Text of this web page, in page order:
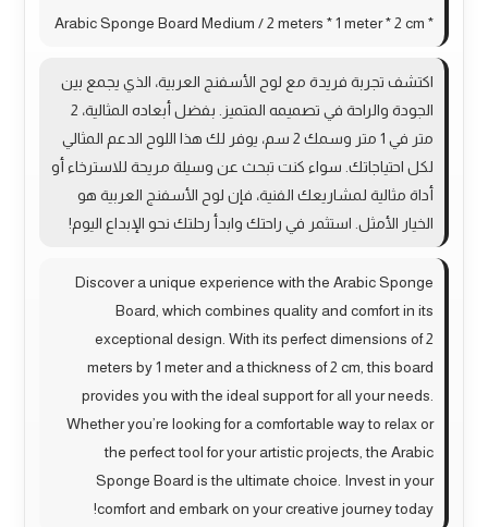
* Arabic Sponge Board Medium / 2 meters * 1 meter * 2 cm
اكتشف تجربة فريدة مع لوح الأسفنج العربية، الذي يجمع بين
الجودة والراحة في تصميمه المتميز. بفضل أبعاده المثالية، 2
متر في 1 متر وسمك 2 سم، يوفر لك هذا اللوح الدعم المثالي
لكل احتياجاتك. سواء كنت تبحث عن وسيلة مريحة للاسترخاء أو
أداة مثالية لمشاريعك الفنية، فإن لوح الأسفنج العربية هو
الخيار الأمثل. استثمر في راحتك وابدأ رحلتك نحو الإبداع اليوم!
Discover a unique experience with the Arabic Sponge
Board, which combines quality and comfort in its
exceptional design. With its perfect dimensions of 2
meters by 1 meter and a thickness of 2 cm, this board
provides you with the ideal support for all your needs.
Whether you’re looking for a comfortable way to relax or
the perfect tool for your artistic projects, the Arabic
Sponge Board is the ultimate choice. Invest in your
comfort and embark on your creative journey today!